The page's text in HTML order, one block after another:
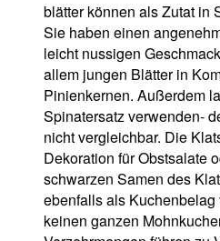
blätter können als Zutat in
Sie haben einen
leicht nussigen
allem jungen Blätter in
Pinienkernen. Außerdem
Spinatersatz verwenden-
nicht vergleichbar. Die
Dekoration für Obstsalate
schwarzen Samen des
ebenfalls als
keinen ganzen